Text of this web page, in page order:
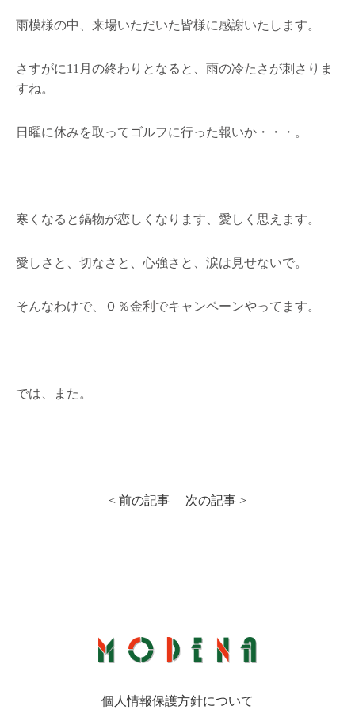
雨模様の中、来場いただいた皆様に感謝いたします。
さすがに11月の終わりとなると、雨の冷たさが刺さりま
すね。
日曜に休みを取ってゴルフに行った報いか・・・。
寒くなると鍋物が恋しくなります、愛しく思えます。
愛しさと、切なさと、心強さと、涙は見せないで。
そんなわけで、０％金利でキャンペーンやってます。
では、また。
< 前の記事 次の記事 >
個人情報保護方針について